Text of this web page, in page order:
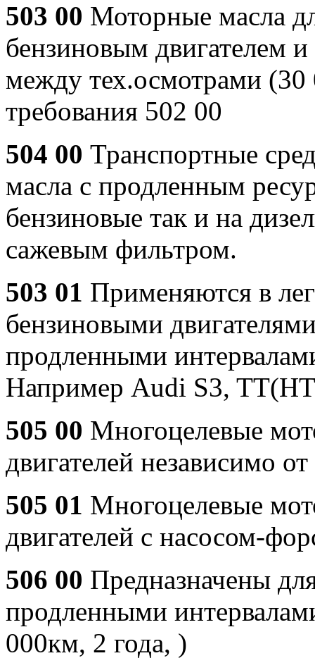
503 00 Моторные масла
бензиновым двигателем
между тех.осмотрами (30
требования 502 00
504 00 Транспортные
масла с продленным
бензиновые так и на
сажевым фильтром.
503 01 Применяются в
бензиновыми
продленными
Например Audi S3,
505 00 Многоцелевые
двигателей независимо
505 01 Многоцелевые
двигателей с насосом-
506 00 Предназначены
продленными
000км, 2 года, )